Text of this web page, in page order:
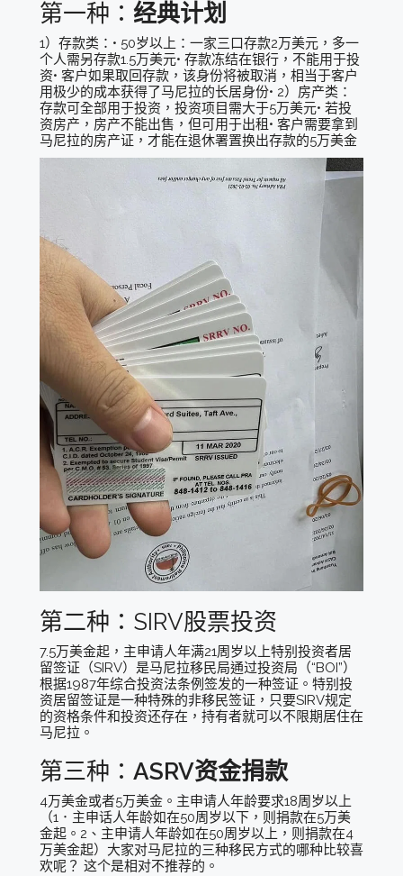
第一种： 经典计划
1）存款类：• 50岁以上：一家三口存款2万美元，多一
个人需另存款1.5万美元• 存款冻结在银行，不能用于投
资• 客户如果取回存款，该身份将被取消，相当于客户
用极少的成本获得了马尼拉的长居身份• 2）房产类：
存款可全部用于投资，投资项目需大于5万美元• 若投
资房产，房产不能出售，但可用于出租• 客户需要拿到
马尼拉的房产证，才能在退休署置换出存款的5万美金
第二种：SIRV股票投资
7.5万美金起，主申请人年满21周岁以上特别投资者居
留签证（SIRV）是马尼拉移民局通过投资局（“BOI”）
根据1987年综合投资法条例签发的一种签证。特别投
资居留签证是一种特殊的非移民签证，只要SIRV规定
的资格条件和投资还存在，持有者就可以不限期居住在
马尼拉。
第三种： ASRV资金捐款
4万美金或者5万美金。主申请人年龄要求18周岁以上
（1．主申话人年龄如在50周岁以下，则捐款在5万美
金起。2、主申请人年龄如在50周岁以上，则捐款在4
万美金起）大家对马尼拉的三种移民方式的哪种比较喜
欢呢？ 这个是相对不推荐的。